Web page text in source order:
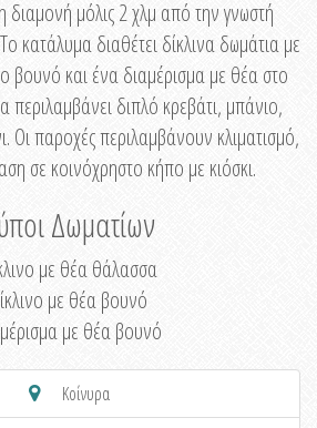
μόλις 2 χλμ από την γνωστή
κατάλυμα διαθέτει δίκλινα δωμάτια με
βουνό και ένα διαμέρισμα με θέα στο
διπλό κρεβάτι, μπάνιο,
Οι παροχές περιλαμβάνουν κλιματισμό,
σε κοινόχρηστο κήπο με κιόσκι.
Δωματίων
με θέα θάλασσα
με θέα βουνό
με θέα βουνό
Κοίνυρα